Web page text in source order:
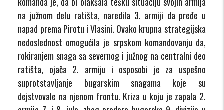
na južnom delu ratišta, naredila 3. armiji da pređe u
napad prema Pirotu i Vlasini. Ovako krupna strategijska
nedoslednost omogućila je srpskom komandovanju da,
rokiranjem snaga sa severnog i južnog na centralni deo
ratišta, ojača 2. armiju i osposobi je za uspešno
suprotstavljanje bugarskim snagama koje su
dejstvovale na njenom frontu. Kriza u koju je zapala 2.